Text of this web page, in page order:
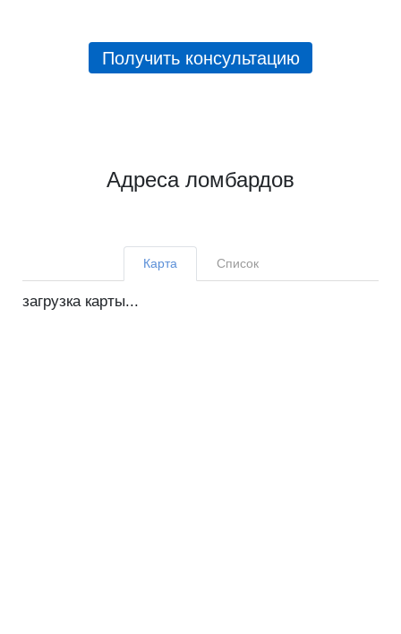
Получить консультацию
Адреса ломбардов
Карта Список
загрузка карты...